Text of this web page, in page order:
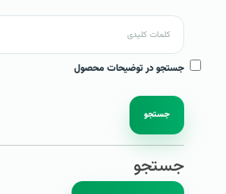
جستجو در توضیحات محصول
جستجو
جستجو